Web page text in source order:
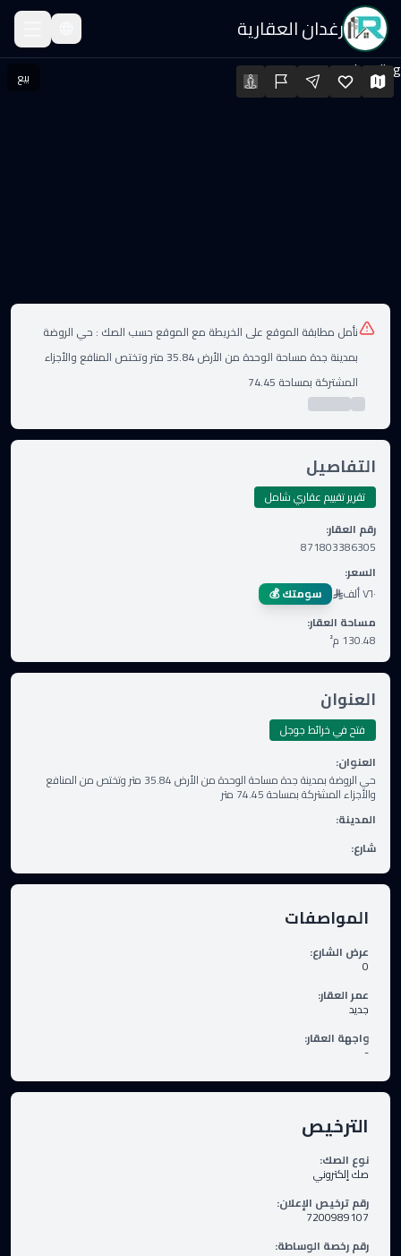
رغدان العقارية
شقة للبيع
Loading... بيع
نأمل مطابقة الموقع على الخريطة مع الموقع حسب الصك : حي الروضة
بمدينة جدة مساحة الوحدة من الأرض 35.84 متر وتختص المنافع والأجزاء
المشتركة بمساحة 74.45
التفاصيل
تقرير تقييم عقاري شامل
رقم العقار:
871803386305
السعر:
٧٦٠ ألف
سومتك 💰
مساحة العقار:
130.48 م²
العنوان
فتح في خرائط جوجل
العنوان:
حي الروضة بمدينة جدة مساحة الوحدة من الأرض 35.84 متر وتختص من المنافع
والأجزاء المشتركة بمساحة 74.45 متر
المدينة:
شارع:
المواصفات
عرض الشارع:
0
عمر العقار:
جديد
واجهة العقار:
-
الترخيص
نوع الصك:
صك إلكتروني
رقم ترخيص الإعلان:
7200989107
رقم رخصة الوساطة: